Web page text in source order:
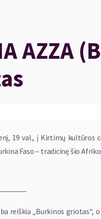
AZZA
19 val., į Kirtimų kultūros
Faso – tradicinę šio
reiškia „Burkinos